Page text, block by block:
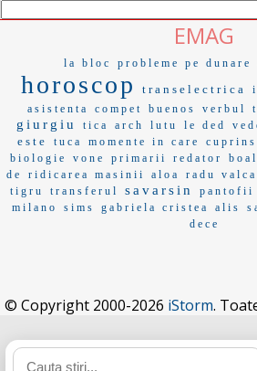
EMAG
la bloc probleme pe dunare
horoscop transelectrica
asistenta
compet buenos verbul
giurgiu tica arch lutu le ded
este
tuca momente in care cuprins
biologie
vone primarii redator
de
ridicarea masinii aloa radu
tigru
transferul savarsin pantofii
milano
sims gabriela cristea alis
dece
© Copyright 2000-2026 iStorm.